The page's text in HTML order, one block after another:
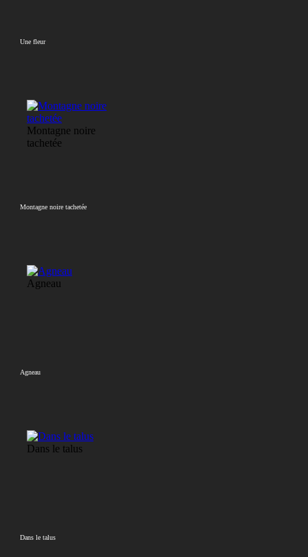
Une fleur
Montagne noire
tachetée
Montagne noire tachetée
Agneau
Agneau
Dans le talus
Dans le talus